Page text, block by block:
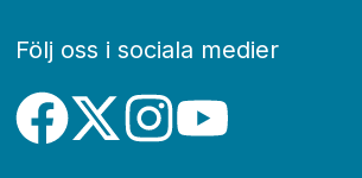
Följ oss i sociala medier